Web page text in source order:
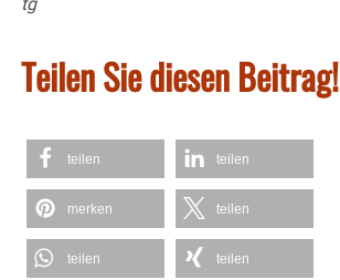
Teilen Sie diesen Beitrag!
teilen teilen
merken teilen
teilen teilen